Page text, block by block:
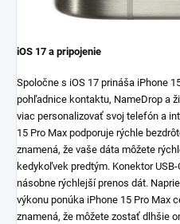
iOS 17 a pripojenie
Spoločne s iOS 17 prináša iPhone
pohľadnice kontaktu, NameDrop a
viac personalizovať svoj telefón a
15 Pro Max podporuje rýchle
znamená, že vaše dáta môžete
kedykoľvek predtým. Konektor
násobne rýchlejší prenos dát.
výkonu ponúka iPhone 15 Pro Max
znamená, že môžete zostať dlhšie